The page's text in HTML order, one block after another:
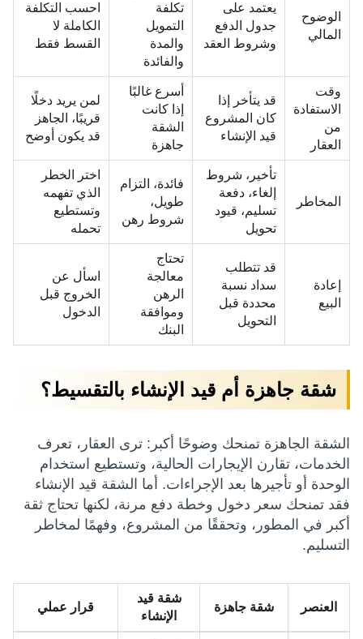
الوضوح
المالي
يعتمد على
جدول الدفع
وشروط العقد
تكلفة
التمويل
والمدة
والفائدة
احسب التكلفة
الكاملة لا
القسط فقط
وقت
الاستفادة
من
العقار
قد يتأخر إذا
كان المشروع
قيد الإنشاء
أسرع غالبًا
إذا كانت
الشقة
جاهزة
لمن يريد دخلًا
قريبًا، الجاهز
قد يكون أوضح
المخاطر
تأخير، شروط
إلغاء، دفعة
تسليم، قيود
تحويل
فائدة، التزام
طويل،
شروط رهن
اختر الخطر
الذي تفهمه
وتستطيع
تحمله
إعادة
البيع
قد تتطلب
سداد نسبة
محددة قبل
التحويل
تحتاج
معالجة
الرهن
وموافقة
البنك
اسأل عن
الخروج قبل
الدخول
شقة جاهزة أم قيد الإنشاء بالتقسيط؟
الشقة الجاهزة تمنحك وضوحًا أكبر: ترى العقار، تعرف
الخدمات، تقارن الإيجارات الحالية، وتستطيع استخدام
الوحدة أو تأجيرها بعد الإجراءات. أما الشقة قيد الإنشاء
فقد تمنحك سعر دخول وخطة دفع مرنة، لكنها تحتاج ثقة
أكبر في المطور، وتحققًا من المشروع، وفهمًا لمخاطر
التسليم.
العنصر شقة جاهزة
شقة قيد
الإنشاء
قرار عملي